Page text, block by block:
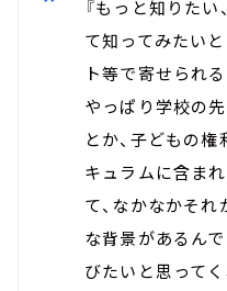
『もっと知りた
て知ってみたい
ト等で寄せられ
やっぱり学校の
とか、子どもの
キュラムに含ま
て、なかなかそれ
な背景があるん
びたいと思って